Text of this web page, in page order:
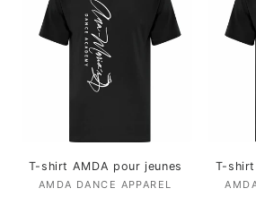
T-shirt AMDA pour jeunes
Fournisseur :
AMDA DANCE APPAREL
T-